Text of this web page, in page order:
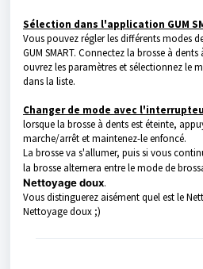
Sélection dans l'application GUM
Vous pouvez régler les différents modes
GUM SMART. Connectez la brosse à
ouvrez les paramètres et sélectionnez le
dans la liste.
Changer de mode avec
lorsque la brosse à dents est éteinte,
marche/arrêt et maintenez-le enfoncé.
La brosse va s'allumer, puis si vous
la brosse alternera entre le mode de
Nettoyage doux.
Vous distinguerez aisément quel est le
Nettoyage doux ;)